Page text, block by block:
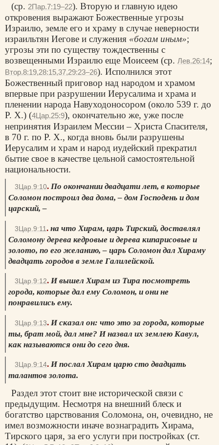
(ср. 2Пар.7:19–22). Вторую и главную идею
откровения выражают Божественные угрозы
Израилю, земле его и храму в случае неверности
израильтян Иегове и служения «богам иным»;
угрозы эти по существу тождественны с
возвещенными Израилю еще Моисеем (ср. Лев.26:14;
Втор.8:19,28:15,37,29:23–26). Исполнился этот
Божественный приговор над народом и храмом
впервые при разрушении Иерусалима и храма и
пленении народа Навуходоносором (около 539 г. до
Р. X.) (4Цар.25:9), окончательно же, уже после
непринятия Израилем Мессии – Христа Спасителя,
в 70 г. по Р. X., когда вновь были разрушены
Иерусалим и храм и народ иудейский прекратил
бытие свое в качестве цельной самостоятельной
национальности.
3Цар.9:10. По окончании двадцати лет, в которые
Соломон построил два дома, – дом Господень и дом
царский, –
3Цар.9:11. на что Хирам, царь Тирский, доставлял
Соломону дерева кедровые и дерева кипарисовые и
золото, по его желанию, – царь Соломон дал Хираму
двадцать городов в земле Галилейской.
3Цар.9:12. И вышел Хирам из Тира посмотреть
города, которые дал ему Соломон, и они не
понравились ему.
3Цар.9:13. И сказал он: что это за города, которые
ты, брат мой, дал мне? И назвал их землею Кавул,
как называются они до сего дня.
3Цар.9:14. И послал Хирам царю сто двадцать
талантов золота.
Раздел этот стоит вне исторической связи с
предыдущим. Несмотря на внешний блеск и
богатство царствования Соломона, он, очевидно, не
имел возможности иначе вознаградить Хирама,
Тирского царя, за его услуги при постройках (ст.